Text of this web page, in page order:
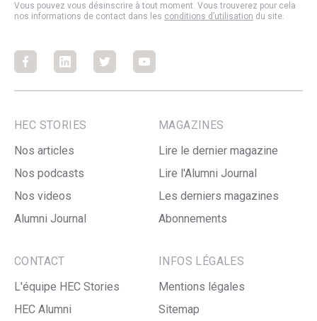
Vous pouvez vous désinscrire à tout moment. Vous trouverez pour cela
nos informations de contact dans les conditions d’utilisation du site.
FacebookFacebookFacebookFacebook
HEC STORIES
Nos articles
Nos podcasts
Nos videos
Alumni Journal
MAGAZINES
Lire le dernier magazine
Lire l'Alumni Journal
Les derniers magazines
Abonnements
CONTACT
L'équipe HEC Stories
HEC Alumni
INFOS LÉGALES
Mentions légales
Sitemap